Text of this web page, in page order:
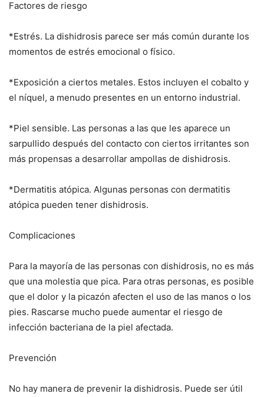
Factores de riesgo
*Estrés. La dishidrosis parece ser más común durante los
momentos de estrés emocional o físico.
*Exposición a ciertos metales. Estos incluyen el cobalto y
el níquel, a menudo presentes en un entorno industrial.
*Piel sensible. Las personas a las que les aparece un
sarpullido después del contacto con ciertos irritantes son
más propensas a desarrollar ampollas de dishidrosis.
*Dermatitis atópica. Algunas personas con dermatitis
atópica pueden tener dishidrosis.
Complicaciones
Para la mayoría de las personas con dishidrosis, no es más
que una molestia que pica. Para otras personas, es posible
que el dolor y la picazón afecten el uso de las manos o los
pies. Rascarse mucho puede aumentar el riesgo de
infección bacteriana de la piel afectada.
Prevención
No hay manera de prevenir la dishidrosis. Puede ser útil